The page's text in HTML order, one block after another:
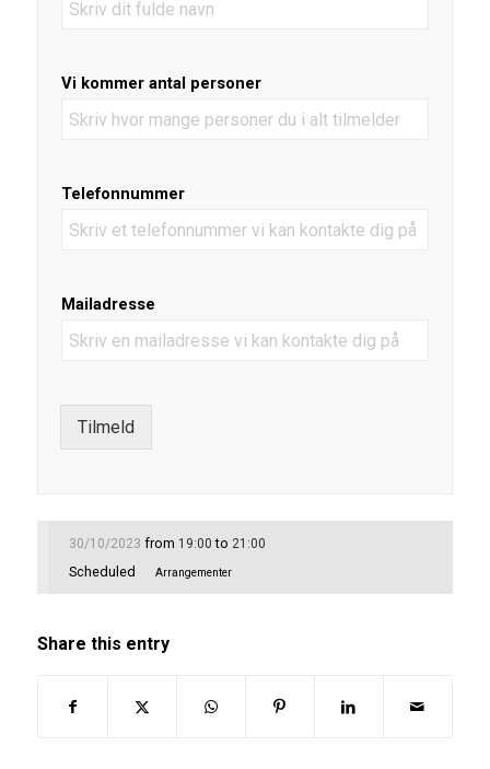
Vi kommer antal personer
Telefonnummer
Mailadresse
Tilmeld
30/10/2023 from 19:00 to 21:00
Scheduled Arrangementer
Share this entry